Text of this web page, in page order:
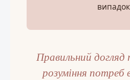
Правильний догляд
розуміння потреб